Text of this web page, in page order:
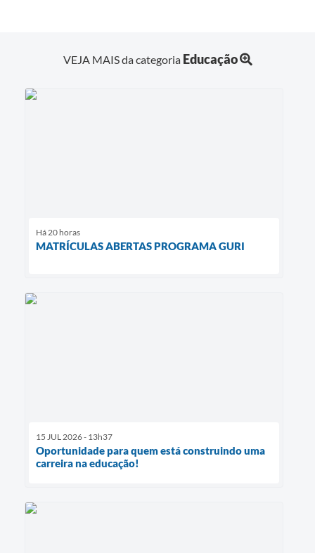
VEJA MAIS da categoria Educação
Há 20 horas
MATRÍCULAS ABERTAS PROGRAMA GURI
15 JUL 2026 - 13h37
Oportunidade para quem está construindo uma
carreira na educação!